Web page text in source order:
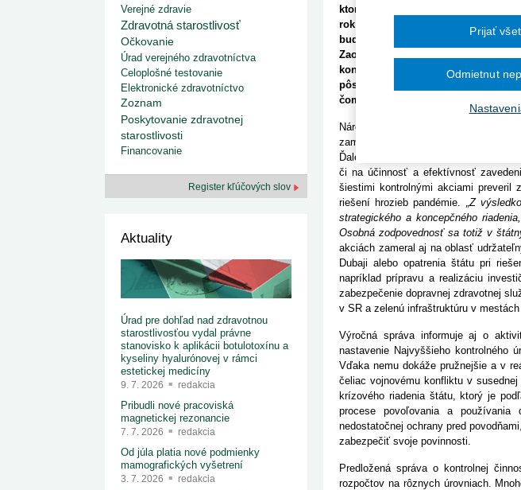
1. 7. 2026
Ministerstvo zdravotníctva zverejnilo aktualizovaný
zoznam kategori...
29. 6. 2026
redakcia
Rezort zdravotníctva zverejnil zoznam
kategorizovaných špeciálnych ...
29. 6. 2026
redakcia
Výzva na podporu dostupnosti zdravotnej
starostlivosti v centrách z...
22. 6. 2026
2015
Od 1. augusta 2026 sa začína šesťmesačné prechodné obdobie na
implementáciu nových elektronických služieb v elektronickej
ktorým adresoval 227 odporúčaní
rok 2023 upozorňuje na to, že
budúce smerovanie, a preto sa na
Zaostávame za susednými
kontrolórov Ľubomír Andrassy s
pôsobiť ako stabilizátory, ktoré
čom chce ísť kontrolný úrad
Národní kontrolóri v roku 2023
zamerali na fungovanie a prínos
Ďalej na hospodárenie štátnych
či na účinnosť a efektívnosť
šiestimi kontrolnými akciami preveril
riešení hrozieb pandémie. „Z
strategického a koncepčného
Osobná zodpovednosť sa totiž v
akciách zameral aj na oblasť
Dubaji alebo opatrenia štátu pri
napríklad prípravu a realizáciu
zabezpečenie dopravnej zdravotnej
v SR a zelenú infraštruktúru v
Výročná správa informuje aj o
nastavenie Najvyššieho kontrolného
Vďaka nemu dokáže pružnejšie a v
čeliac vojnovému konfliktu v
krízového riadenia štátu, ktorý je
procese povoľovania a
nedostatočnej ochrany pred
zabezpečiť svoje povinnosti.
Predložená správa o kontrolnej
rozpočtov na rôznych úrovniach.
Verejné zdravie
Zdravotná starostlivosť
Očkovanie
Úrad verejného zdravotníctva
Celoplošné testovanie
Elektronické zdravotníctvo
Zoznam
Poskytovanie zdravotnej
starostlivosti
Financovanie
Register kľúčových slov
Aktuality
Úrad pre dohľad nad zdravotnou
starostlivosťou vydal právne
stanovisko k aplikácii botulotoxínu a
kyseliny hyalurónovej v rámci
estetickej medicíny
9. 7. 2026 redakcia
Pribudli nové pracoviská
magnetickej rezonancie
7. 7. 2026 redakcia
Od júla platia nové podmienky
mamografických vyšetrení
3. 7. 2026 redakcia
Odmietnut
Prijať